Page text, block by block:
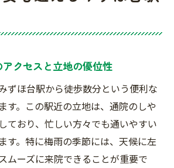
クセスと立地の優位性
ずほ台駅から徒歩数分という便利な
す。この駅近の立地は、通院のしや
ており、忙しい方々でも通いやすい
す。特に梅雨の季節には、天候に左
ムーズに来院できることが重要で